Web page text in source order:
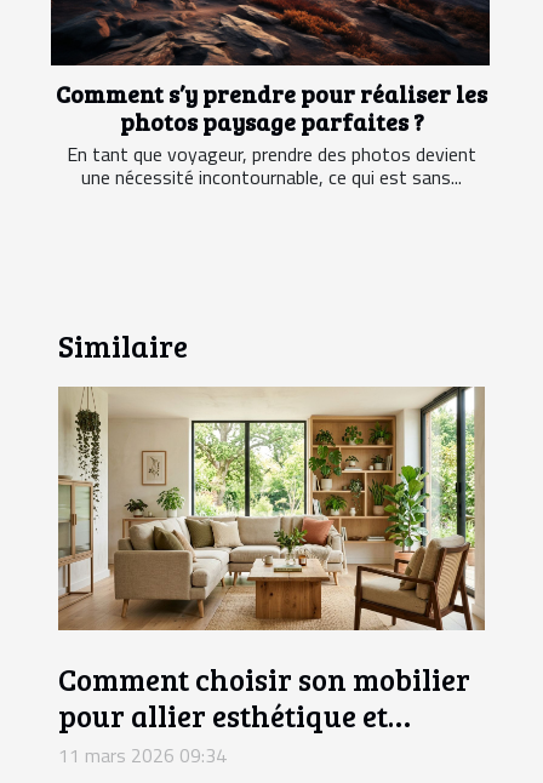
Comment s’y prendre pour réaliser les
photos paysage parfaites ?
En tant que voyageur, prendre des photos devient
une nécessité incontournable, ce qui est sans...
Similaire
Comment choisir son mobilier
pour allier esthétique et
durabilité?
11 mars 2026 09:34